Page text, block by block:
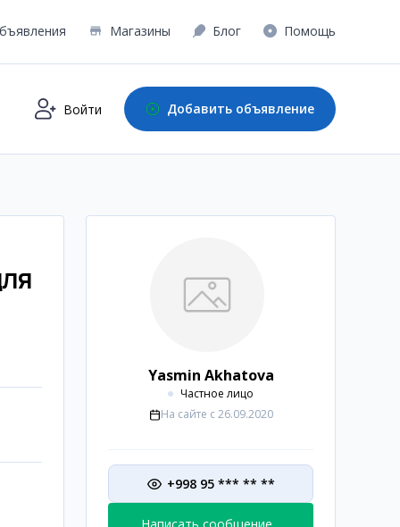
Магазины Блог Помощь
Войти Добавить объявление
Yasmin Akhatova
Частное лицо
На сайте с 26.09.2020
+998 95 *** ** **